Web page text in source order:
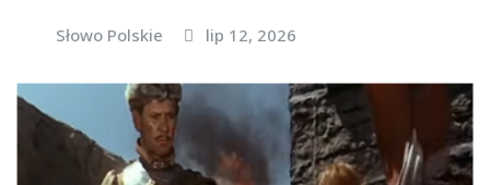
Słowo Polskie lip 12, 2026